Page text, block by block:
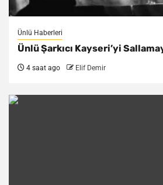
Ünlü Haberleri
Ünlü Şarkıcı Kayseri’yi
4 saat ago Elif Demir